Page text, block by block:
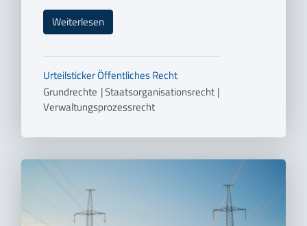
Weiterlesen
UrteilstickerÖffentliches Recht
Grundrechte |Staatsorganisationsrecht |
Verwaltungsprozessrecht